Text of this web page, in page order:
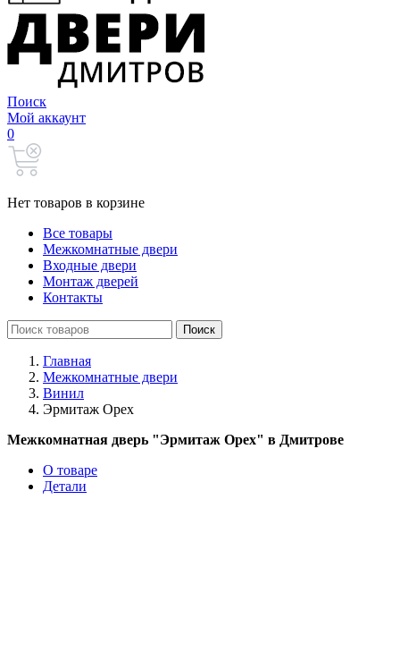
Поиск
Мой аккаунт
0
Нет товаров в корзине
Все товары
Межкомнатные двери
Входные двери
Монтаж дверей
Контакты
Search
for:
Поиск
Главная
Межкомнатные двери
Винил
Эрмитаж Орех
Межкомнатная дверь "Эрмитаж Орех" в Дмитрове
О товаре
Детали